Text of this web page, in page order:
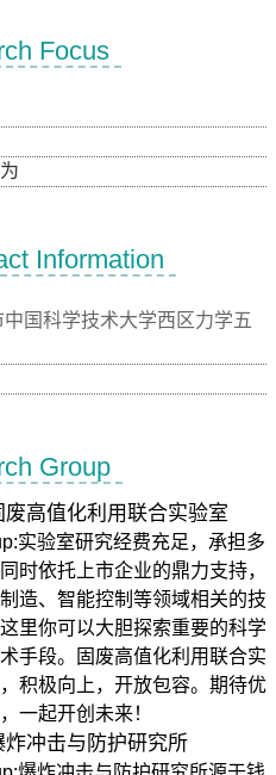
Focus
Information
国科学技术大学西区力学五
Group
高值化利用联合实验室
实验室研究经费充足，承担多
时依托上市企业的鼎力支持，
造、智能控制等领域相关的技
里你可以大胆探索重要的科学
手段。固废高值化利用联合实
积极向上，开放包容。期待优
一起开创未来！
冲击与防护研究所